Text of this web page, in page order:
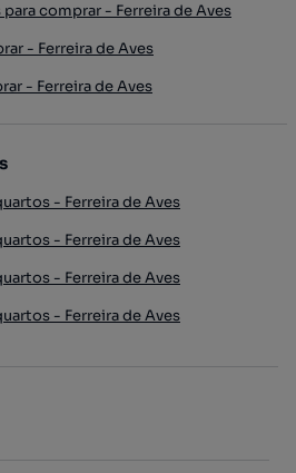
comprar - Ferreira de Aves
- Ferreira de Aves
- Ferreira de Aves
- Ferreira de Aves
- Ferreira de Aves
- Ferreira de Aves
- Ferreira de Aves